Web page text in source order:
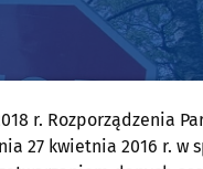
r. Rozporządzenia
27 kwietnia 2016 r. w